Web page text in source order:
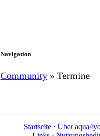
Navigation
Community » Termine
Startseite· Über